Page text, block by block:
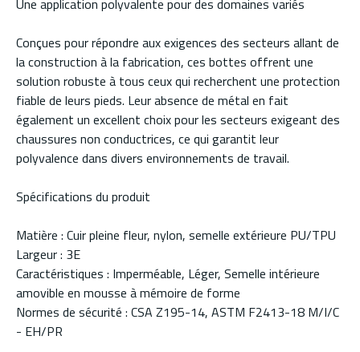
Une application polyvalente pour des domaines variés
Conçues pour répondre aux exigences des secteurs allant de
la construction à la fabrication, ces bottes offrent une
solution robuste à tous ceux qui recherchent une protection
fiable de leurs pieds. Leur absence de métal en fait
également un excellent choix pour les secteurs exigeant des
chaussures non conductrices, ce qui garantit leur
polyvalence dans divers environnements de travail.
Spécifications du produit
Matière : Cuir pleine fleur, nylon, semelle extérieure PU/TPU
Largeur : 3E
Caractéristiques : Imperméable, Léger, Semelle intérieure
amovible en mousse à mémoire de forme
Normes de sécurité : CSA Z195-14, ASTM F2413-18 M/I/C
- EH/PR